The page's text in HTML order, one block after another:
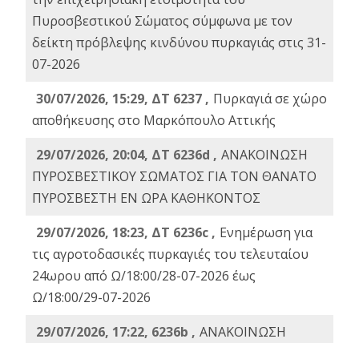
Πυροσβεστικού Σώματος σύμφωνα με τον
δείκτη πρόβλεψης κινδύνου πυρκαγιάς στις 31-
07-2026
30/07/2026, 15:29, ΔΤ 6237 , Πυρκαγιά σε χώρο
αποθήκευσης στο Μαρκόπουλο Αττικής
29/07/2026, 20:04, ΔΤ 6236d , ΑΝΑΚΟΙΝΩΣΗ
ΠΥΡΟΣΒΕΣΤΙΚΟΥ ΣΩΜΑΤΟΣ ΓΙΑ ΤΟΝ ΘΑΝΑΤΟ
ΠΥΡΟΣΒΕΣΤΗ ΕΝ ΩΡΑ ΚΑΘΗΚΟΝΤΟΣ
29/07/2026, 18:23, ΔΤ 6236c , Ενημέρωση για
τις αγροτοδασικές πυρκαγιές του τελευταίου
24ωρου από Ω/18:00/28-07-2026 έως
Ω/18:00/29-07-2026
29/07/2026, 17:22, 6236b , ΑΝΑΚΟΙΝΩΣΗ